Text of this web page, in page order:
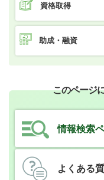
資格取得
助成・融資
このページ
情報検索
よくある